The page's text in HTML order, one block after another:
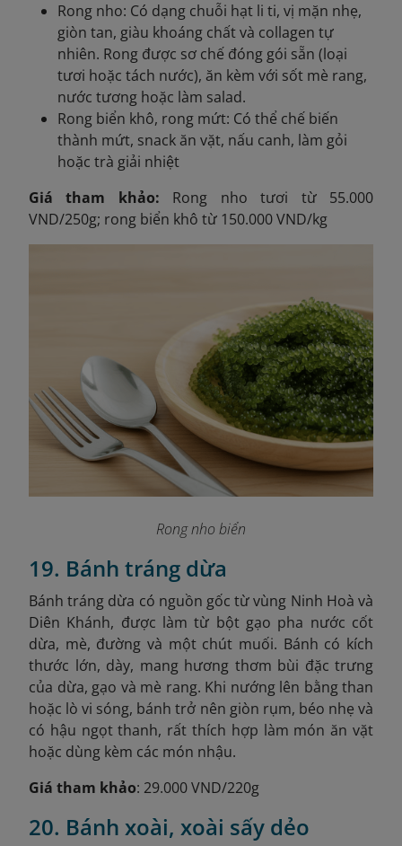
Rong nho: Có dạng chuỗi hạt li ti, vị mặn nhẹ,
giòn tan, giàu khoáng chất và collagen tự
nhiên. Rong được sơ chế đóng gói sẵn (loại
tươi hoặc tách nước), ăn kèm với sốt mè rang,
nước tương hoặc làm salad.
Rong biển khô, rong mứt: Có thể chế biến
thành mứt, snack ăn vặt, nấu canh, làm gỏi
hoặc trà giải nhiệt
Giá tham khảo: Rong nho tươi từ 55.000
VND/250g; rong biển khô từ 150.000 VND/kg
Rong nho biển
19. Bánh tráng dừa
Bánh tráng dừa có nguồn gốc từ vùng Ninh Hoà và
Diên Khánh, được làm từ bột gạo pha nước cốt
dừa, mè, đường và một chút muối. Bánh có kích
thước lớn, dày, mang hương thơm bùi đặc trưng
của dừa, gạo và mè rang. Khi nướng lên bằng than
hoặc lò vi sóng, bánh trở nên giòn rụm, béo nhẹ và
có hậu ngọt thanh, rất thích hợp làm món ăn vặt
hoặc dùng kèm các món nhậu.
Giá tham khảo: 29.000 VND/220g
20. Bánh xoài, xoài sấy dẻo